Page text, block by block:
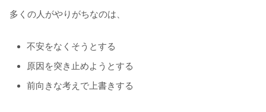
多くの人がやりがちなのは、
不安をなくそうとする
原因を突き止めようとする
前向きな考えで上書きする